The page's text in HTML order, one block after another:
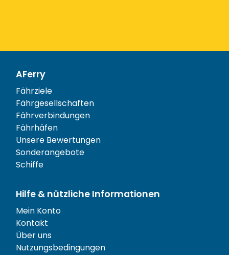
AFerry
Fährziele
Fährgesellschaften
Fährverbindungen
Fährhäfen
Unsere Bewertungen
Sonderangebote
Schiffe
Hilfe & nützliche Informationen
Mein Konto
Kontakt
Über uns
Nutzungsbedingungen